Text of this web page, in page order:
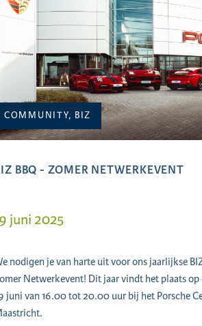
COMMUNITY, BIZ
BBQ - ZOMER NETWERKEVENT
juni 2025
nodigen je van harte uit voor ons jaarlijkse
Netwerkevent! Dit jaar vindt het plaats
juni van 16.00 tot 20.00 uur bij het Porsche